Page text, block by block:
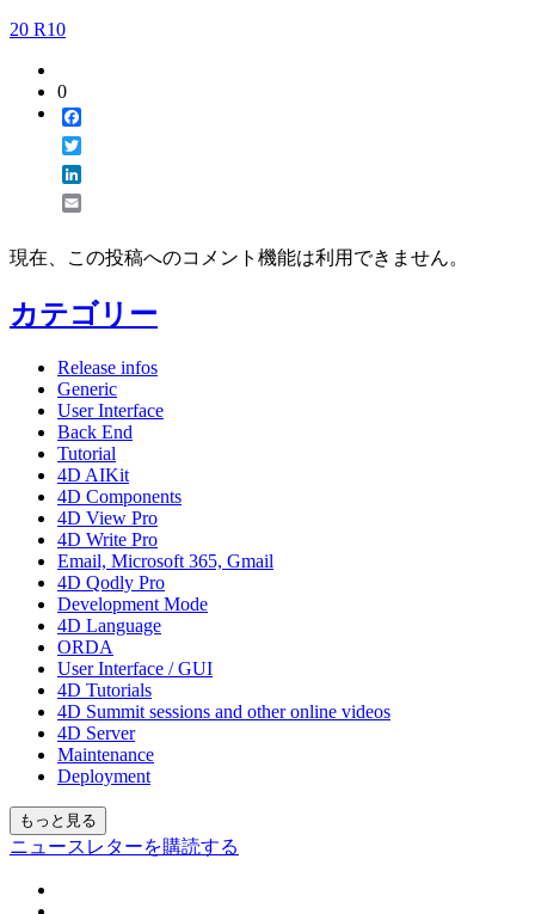
20 R10
0
現在、この投稿へのコメント機能は利用できません。
カテゴリー
Release infos
Generic
User Interface
Back End
Tutorial
4D AIKit
4D Components
4D View Pro
4D Write Pro
Email, Microsoft 365, Gmail
4D Qodly Pro
Development Mode
4D Language
ORDA
User Interface / GUI
4D Tutorials
4D Summit sessions and other online videos
4D Server
Maintenance
Deployment
もっと見る
ニュースレターを購読する